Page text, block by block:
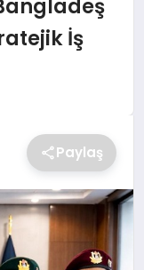
İş
Paylaş